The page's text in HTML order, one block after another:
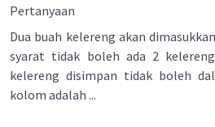
Pertanyaan
Dua buah kelereng akan
syarat tidak boleh ada 2
kelereng disimpan tidak boleh
kolom adalah ...